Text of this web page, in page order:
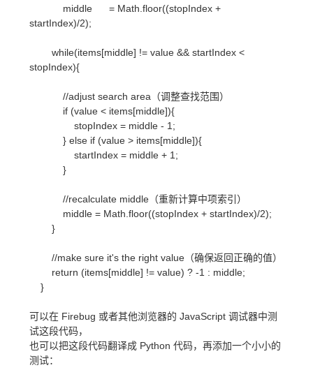
middle = Math.floor((stopIndex +
startIndex)/2);
while(items[middle] != value && startIndex <
stopIndex){
//adjust search area（调整查找范围）
if (value < items[middle]){
stopIndex = middle - 1;
} else if (value > items[middle]){
startIndex = middle + 1;
}
//recalculate middle（重新计算中项索引）
middle = Math.floor((stopIndex + startIndex)/2);
}
//make sure it's the right value（确保返回正确的值）
return (items[middle] != value) ? -1 : middle;
}
可以在 Firebug 或者其他浏览器的 JavaScript 调试器中测
试这段代码，
也可以把这段代码翻译成 Python 代码，再添加一个小小的
测试：